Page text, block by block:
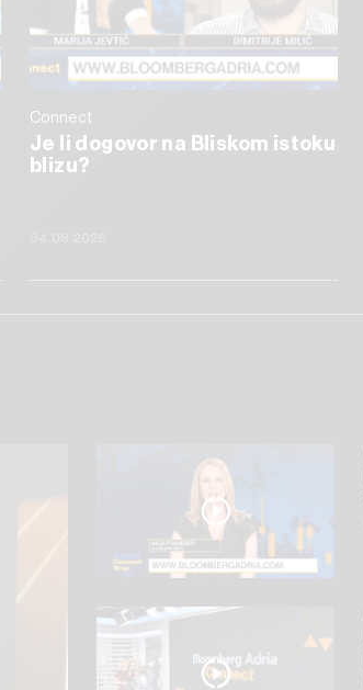
Connect
Je li dogovor na Bliskom istoku
blizu?